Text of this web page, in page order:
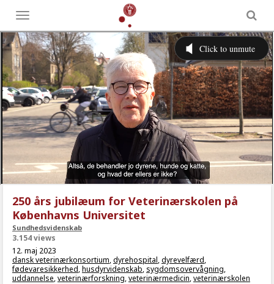
Toggle
menu
250 års jubilæum for Veterinærskolen på
Københavns Universitet
Sundhedsvidenskab
3.154 views
12. maj 2023
dansk veterinærkonsortium,dyrehospital,dyrevelfærd,
fødevaresikkerhed,husdyrvidenskab, sygdomsovervågning,
uddannelse,veterinærforskning,veterinærmedicin,veterinærskolen